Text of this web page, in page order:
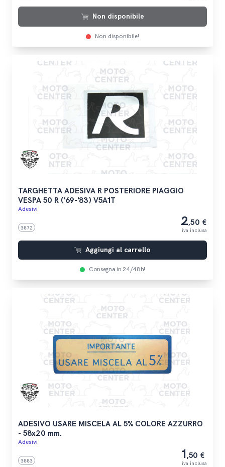
Non disponibile
Non disponibile!
TARGHETTA ADESIVA R POSTERIORE PIAGGIO
VESPA 50 R ('69-'83) V5A1T
Adesivi
3672 2,50 €
iva inclusa
Aggiungi al carrello
Consegna in 24/48h!
ADESIVO USARE MISCELA AL 5% COLORE AZZURRO
- 58x20 mm.
Adesivi
3663 1 ,50 €
iva inclusa